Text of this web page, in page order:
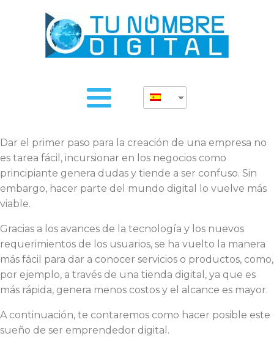
Dar el primer paso para la creación de una empresa no
es tarea fácil, incursionar en los negocios como
principiante genera dudas y tiende a ser confuso. Sin
embargo, hacer parte del mundo digital lo vuelve más
viable.
Gracias a los avances de la tecnología y los nuevos
requerimientos de los usuarios, se ha vuelto la manera
más fácil para dar a conocer servicios o productos, como,
por ejemplo, a través de una tienda digital, ya que es
más rápida, genera menos costos y el alcance es mayor.
A continuación, te contaremos como hacer posible este
sueño de ser emprendedor digital.